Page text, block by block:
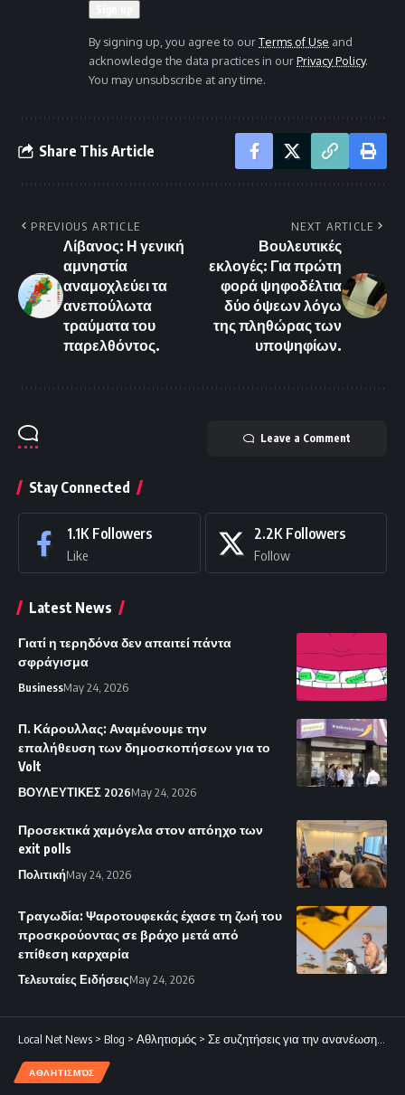
By signing up, you agree to ourTerms of Use and
acknowledge the data practices in ourPrivacy Policy.
You may unsubscribe at any time.
Share This Article
PREVIOUS ARTICLE
Λίβανος: Η γενική
αμνηστία
αναμοχλεύει τα
ανεπούλωτα
τραύματα του
παρελθόντος.
NEXT ARTICLE
Βουλευτικές
εκλογές: Για πρώτη
φορά ψηφοδέλτια
δύο όψεων λόγω
της πληθώρας των
υποψηφίων.
Leave a Comment
Stay Connected
1.1K Followers
Like
2.2K Followers
Follow
Latest News
Γιατί η τερηδόνα δεν απαιτεί πάντα
σφράγισμα
BusinessMay 24, 2026
Π. Κάρουλλας: Αναμένουμε την
επαλήθευση των δημοσκοπήσεων για το
Volt
ΒΟΥΛΕΥΤΙΚΕΣ 2026May 24, 2026
Προσεκτικά χαμόγελα στον απόηχο των
exit polls
ΠολιτικήMay 24, 2026
Τραγωδία: Ψαροτουφεκάς έχασε τη ζωή του
προσκρούοντας σε βράχο μετά από
επίθεση καρχαρία
Τελευταίες ΕιδήσειςMay 24, 2026
Local Net News > Blog > Αθλητισμός > Σε συζητήσεις για την ανανέωση του συμβολαίου του Μαέ
ΑΘΛΗΤΙΣΜΌΣ